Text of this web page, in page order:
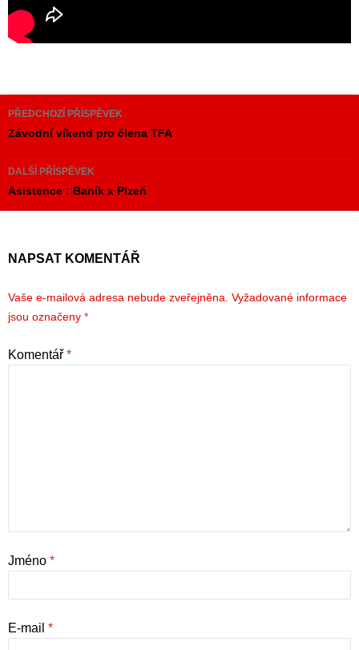
Navigace
pro
příspěvky
PŘEDCHOZÍ PŘÍSPĚVEK
Závodní víkend pro člena TFA
DALŠÍ PŘÍSPĚVEK
Asistence : Baník x Plzeň
NAPSAT KOMENTÁŘ
Vaše e-mailová adresa nebude zveřejněna. Vyžadované informace
jsou označeny *
Komentář *
Jméno *
E-mail *